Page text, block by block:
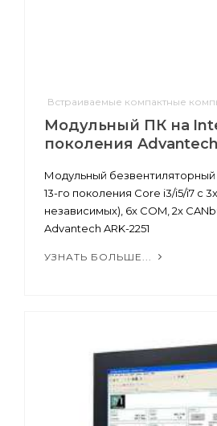
Встраиваемые компактные
Модульный ПК на
поколения Advantech
Модульный
13-го поколения Core i3/i5/i7 с
независимых), 6x COM, 2x
Advantech ARK-2251
УЗНАТЬ БОЛЬШЕ...